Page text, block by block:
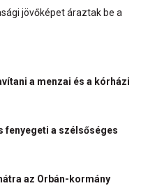
jövőképet áraztak be a
a menzai és a kórházi
fenyegeti a szélsőséges
az Orbán-kormány